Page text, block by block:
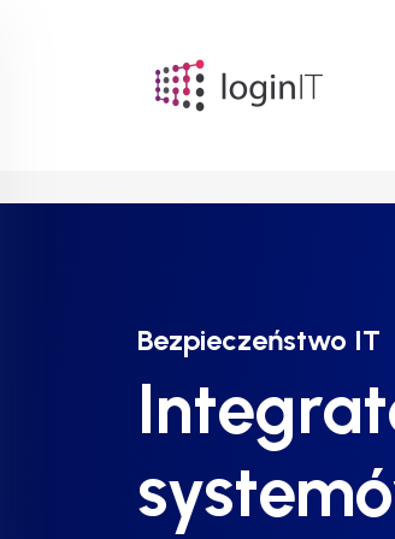
Bezpieczeństwo IT
Bezpieczeństwo IT
Bezpieczeństwo IT